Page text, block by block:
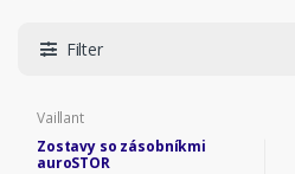
Filter
Vaillant
Zostavy so zásobníkmi
auroSTOR